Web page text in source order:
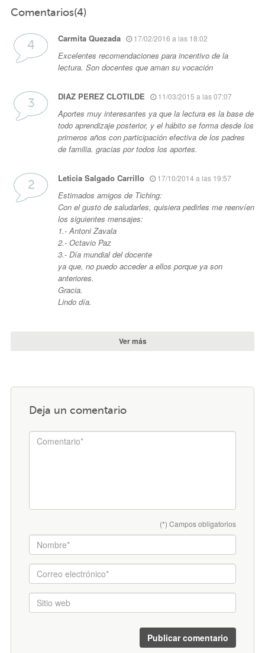
Comentarios(4)
Carmita Quezada 17/02/2016 a las 18:02
Excelentes recomendaciones para incentivo de la
lectura. Son docentes que aman su vocación
DIAZ PEREZ CLOTILDE 11/03/2015 a las 07:07
Aportes muy interesantes ya que la lectura es la base de
todo aprendizaje posterior, y el hábito se forma desde los
primeros años con participación efectiva de los padres
de familia. gracias por todos los aportes.
Leticia Salgado Carrillo 17/10/2014 a las 19:57
Estimados amigos de Tiching:
Con el gusto de saludarles, quisiera pedirles me reenvíen
los siguientes mensajes:
1.- Antoni Zavala
2.- Octavio Paz
3.- Día mundial del docente
ya que, no puedo acceder a ellos porque ya son
anteriores.
Gracia.
Lindo día.
Ver más
Deja un comentario
(*) Campos obligatorios